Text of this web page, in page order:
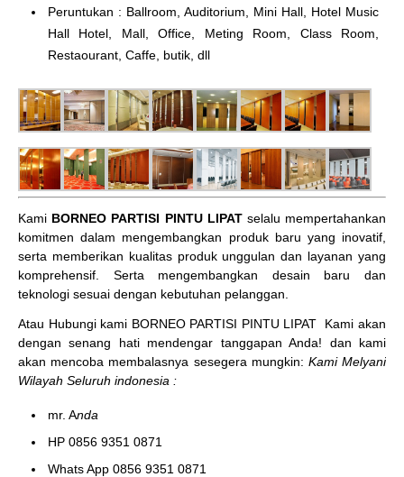
Peruntukan : Ballroom, Auditorium, Mini Hall, Hotel Music
Hall Hotel, Mall, Office, Meting Room, Class Room,
Restaourant, Caffe, butik, dll
Kami BORNEO PARTISI PINTU LIPATselalu mempertahankan
komitmen dalam mengembangkan produk baru yang inovatif,
serta memberikan kualitas produk unggulan dan layanan yang
komprehensif. Serta mengembangkan desain baru dan
teknologi sesuai dengan kebutuhan pelanggan.
Atau Hubungi kami BORNEO PARTISI PINTU LIPAT
Kami akan
dengan senang hati mendengar tanggapan Anda! dan kami
akan mencoba membalasnya sesegera mungkin: Kami Melyani
Wilayah Seluruh indonesia :
mr. Anda
HP 0856 9351 0871
Whats App 0856 9351 0871